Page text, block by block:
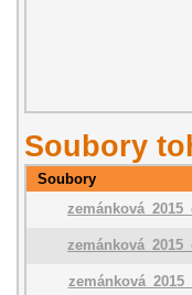
Soubory
Soubory